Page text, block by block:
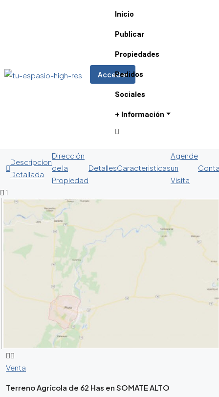
Acceder
Inicio
Publicar
Propiedades
Pedidos
Sociales
+ Información
Descripcion
Detallada
Dirección
de la
Propiedad
DetallesCaracteristicas
Agende
un
Visita
1
Venta
Terreno Agrícola de 62 Has en SOMATE ALTO